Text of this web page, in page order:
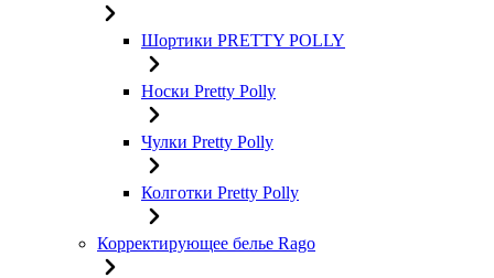
Шортики PRETTY POLLY
Носки Pretty Polly
Чулки Pretty Polly
Колготки Pretty Polly
Корректирующее белье Rago